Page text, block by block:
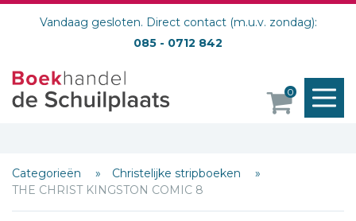
Vandaag gesloten. Direct contact (m.u.v. zondag):
085 - 0712 842
0
Categorieën
Christelijke stripboeken
THE CHRIST KINGSTON COMIC 8